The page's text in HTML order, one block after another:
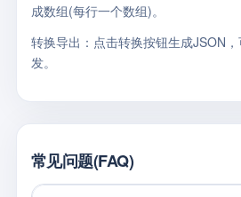
成数组(每行一个数组)。
转换导出 ：点击转换按钮生成JSON
发。
常见问题(FAQ)